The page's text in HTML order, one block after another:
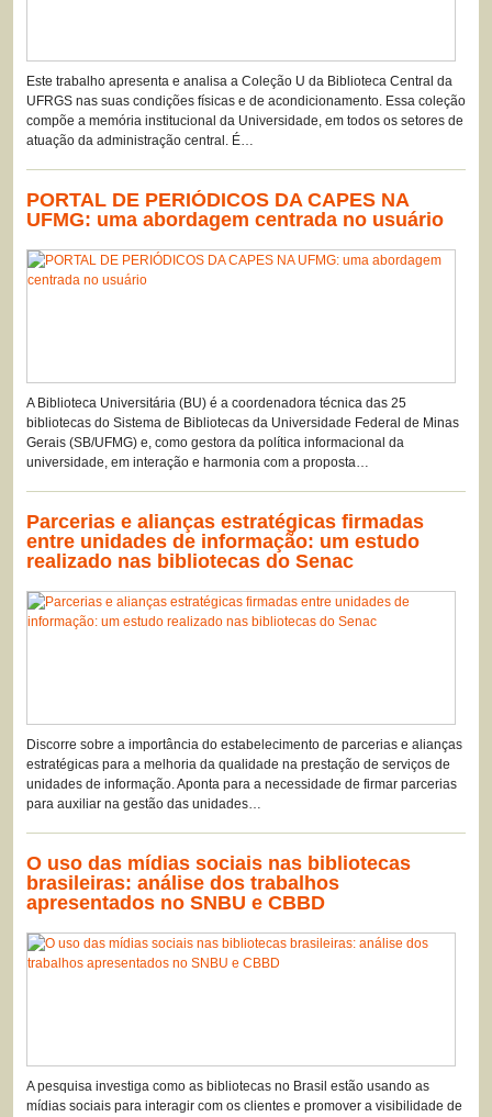
Este trabalho apresenta e analisa a Coleção U da Biblioteca Central da
UFRGS nas suas condições físicas e de acondicionamento. Essa coleção
compõe a memória institucional da Universidade, em todos os setores de
atuação da administração central. É…
PORTAL DE PERIÓDICOS DA CAPES NA
UFMG: uma abordagem centrada no usuário
A Biblioteca Universitária (BU) é a coordenadora técnica das 25
bibliotecas do Sistema de Bibliotecas da Universidade Federal de Minas
Gerais (SB/UFMG) e, como gestora da política informacional da
universidade, em interação e harmonia com a proposta…
Parcerias e alianças estratégicas firmadas
entre unidades de informação: um estudo
realizado nas bibliotecas do Senac
Discorre sobre a importância do estabelecimento de parcerias e alianças
estratégicas para a melhoria da qualidade na prestação de serviços de
unidades de informação. Aponta para a necessidade de firmar parcerias
para auxiliar na gestão das unidades…
O uso das mídias sociais nas bibliotecas
brasileiras: análise dos trabalhos
apresentados no SNBU e CBBD
A pesquisa investiga como as bibliotecas no Brasil estão usando as
mídias sociais para interagir com os clientes e promover a visibilidade de